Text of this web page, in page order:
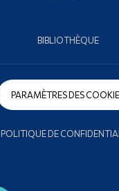
BIBLIOTHÈQUE
PARAMÈTRES DES
POLITIQUE DE